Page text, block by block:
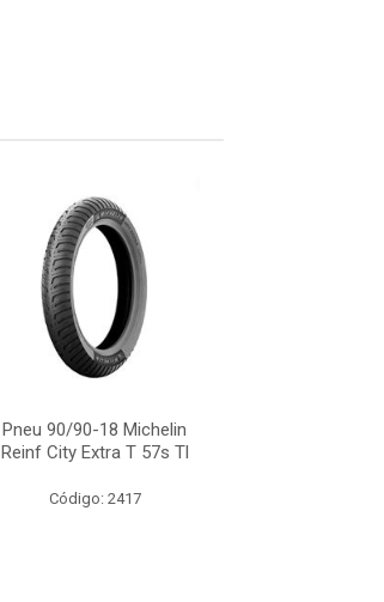
Pneu 90/90-18 Michelin
Reinf City Extra T 57s Tl
Código: 2417